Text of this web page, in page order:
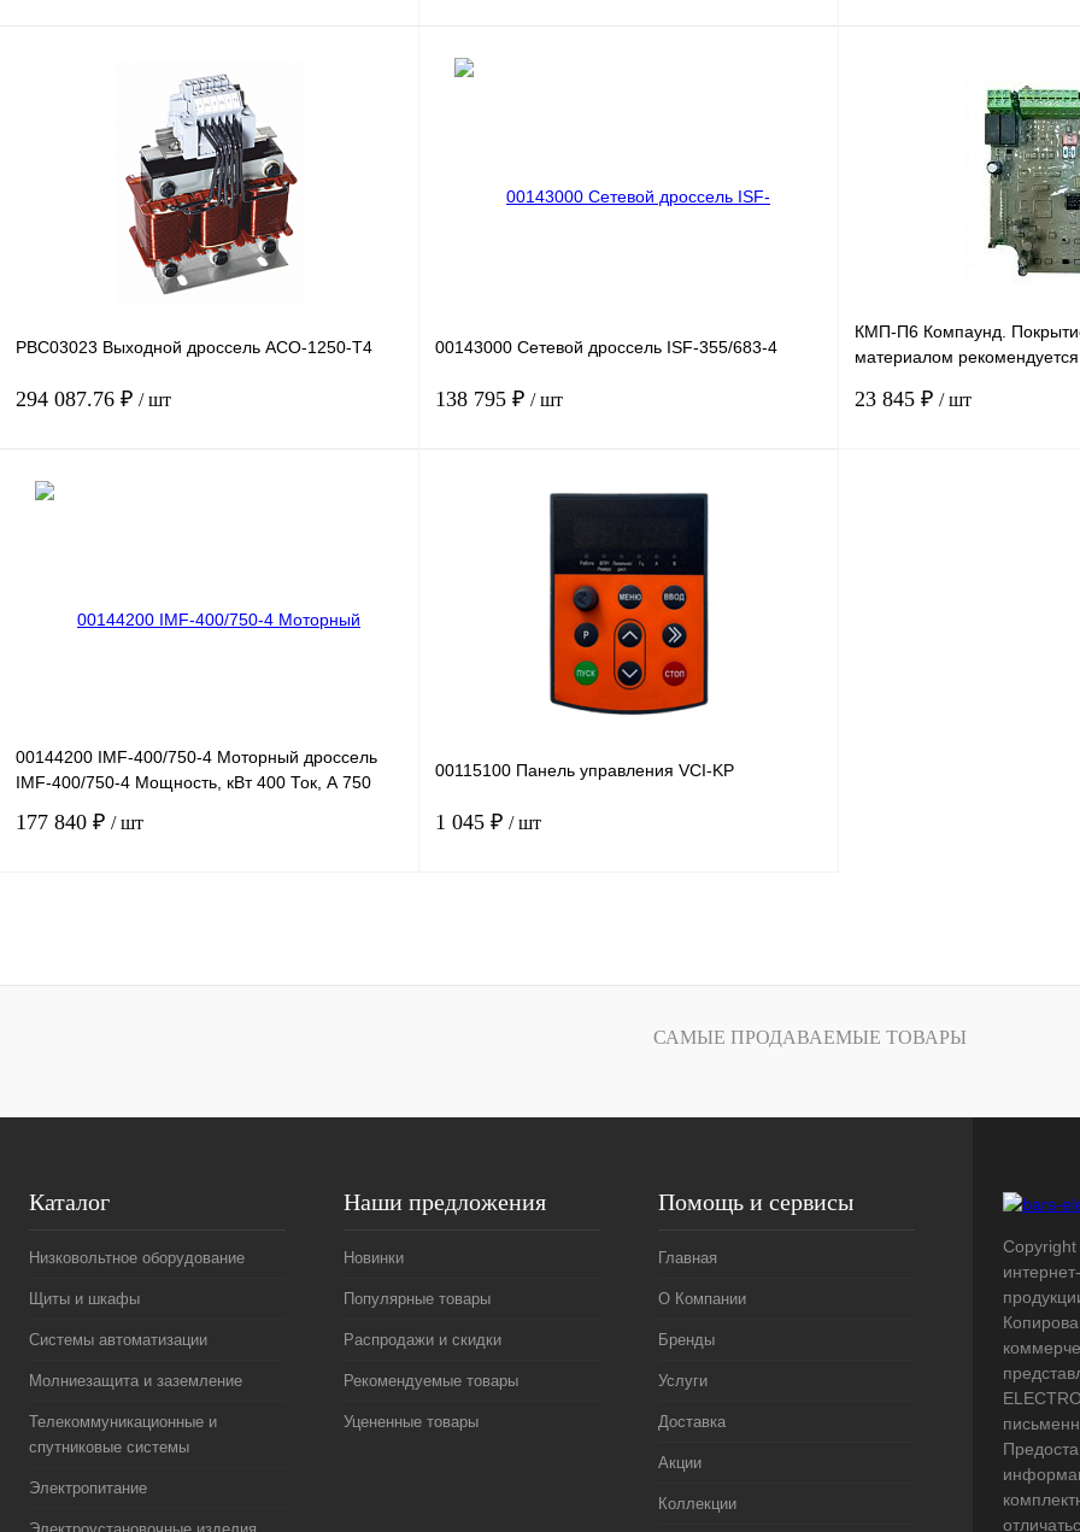
Сравнение
Под заказ
PBC03023 Выходной дроссель ACO-1250-T4
294 087.76 ₽ / шт
00143000 Сетевой дроссель ISF-355/683-4
138 795 ₽ / шт
В корзину
Сравнение
Под заказ
КМП-П6 Компаунд.
материалом
23 845 ₽ / шт
00144200 IMF-400/750-4 Моторный дроссель
IMF-400/750-4 Мощность, кВт 400 Ток, А 750
177 840 ₽ / шт
Купить в 1 клик Сравнение
00115100 Панель управления VCI-KP
1 045 ₽ / шт
Купить в 1 клик Сравнение
САМЫЕ ПРОДАВАЕМЫЕ ТОВАРЫ
Каталог
Низковольтное оборудование
Щиты и шкафы
Системы автоматизации
Молниезащита и заземление
Телекоммуникационные и
спутниковые системы
Электропитание
Наши предложения
Новинки
Популярные товары
Распродажи и скидки
Рекомендуемые товары
Уцененные товары
Помощь и сервисы
Главная
О Компании
Бренды
Услуги
Доставка
Акции
Коллекции